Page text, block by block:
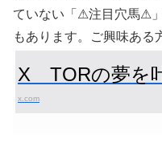
ていない「⚠注目穴馬⚠
もあります。ご興味ある
X TORの夢を
x.com